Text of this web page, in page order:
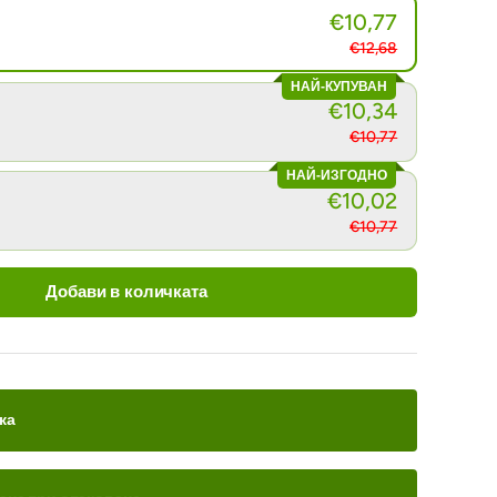
на галерия
8 в изглед на галерия
€10,77
€12,68
НАЙ-КУПУВАН
€10,34
€10,77
НАЙ-ИЗГОДНО
€10,02
€10,77
Добави в количката